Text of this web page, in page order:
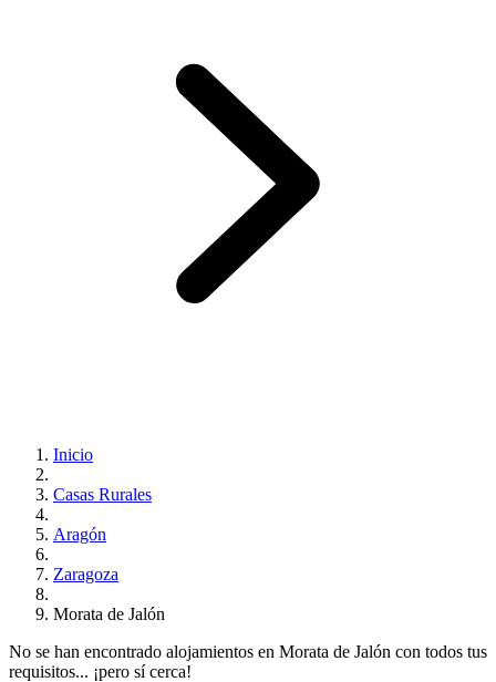
Inicio
Casas Rurales
Aragón
Zaragoza
Morata de Jalón
No se han encontrado alojamientos en Morata de Jalón con todos tus
requisitos... ¡pero sí cerca!